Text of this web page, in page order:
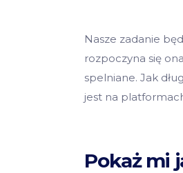
Nasze zadanie
rozpoczyna się
spelniane. Jak
jest na
Pokaż mi